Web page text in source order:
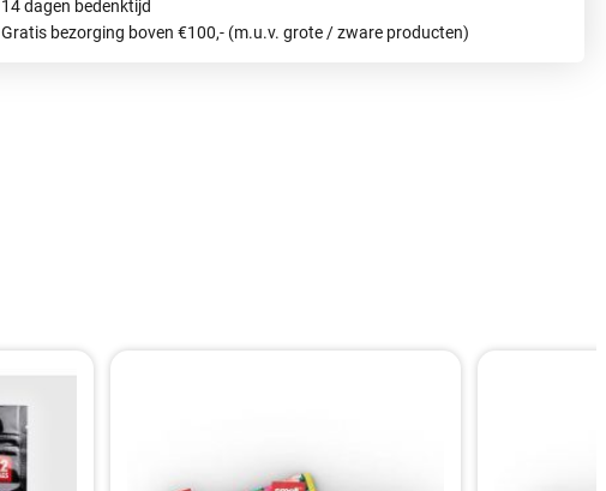
14 dagen bedenktijd
Gratis bezorging boven €100,- (m.u.v. grote / zware producten)